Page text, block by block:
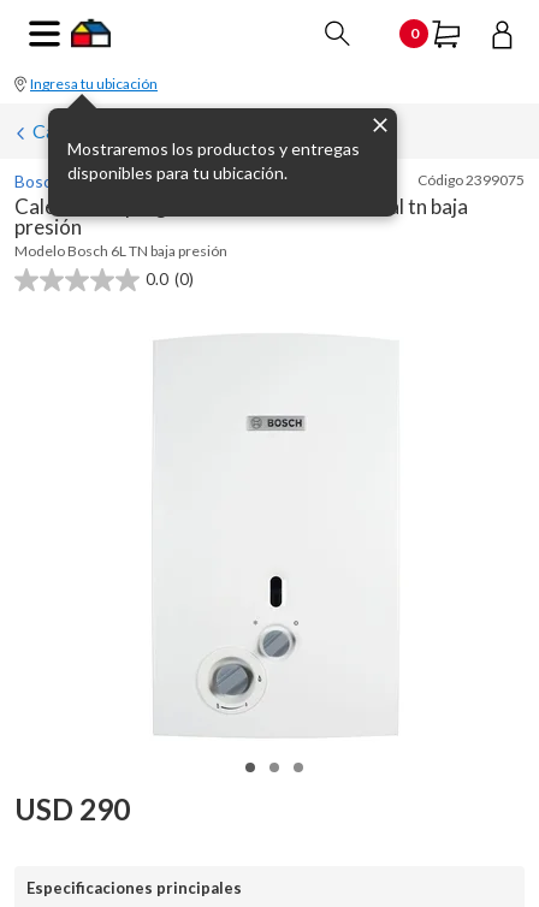
0
Ingresa tu ubicación
Mostraremos los productos y entregas
disponibles para tu ubicación.
Calefones
Bosch Código2399075
Calefón a supergas de acero 6 L tiro natural tn baja
presión
ModeloBosch 6L TN baja presión
0.0 (0)
0.0
USD 290
Especificaciones principales